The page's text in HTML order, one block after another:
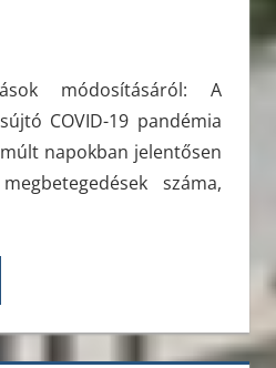
módosításáról: A
COVID-19 pandémia
napokban jelentősen
száma,